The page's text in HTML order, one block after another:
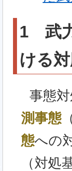
1 武
ける
事態
測事態
態への
（対